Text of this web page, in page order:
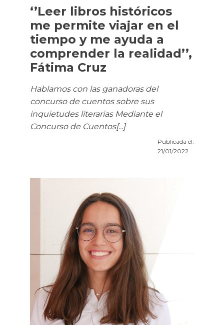
‘’Leer libros históricos
me permite viajar en el
tiempo y me ayuda a
comprender la realidad’’,
Fátima Cruz
Hablamos con las ganadoras del
concurso de cuentos sobre sus
inquietudes literarias Mediante el
Concurso de Cuentos[...]
Publicada el:
21/01/2022